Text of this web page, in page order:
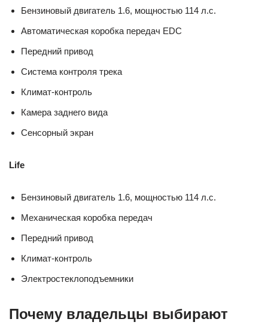
Бензиновый двигатель 1.6, мощностью 114 л.с.
Автоматическая коробка передач EDC
Передний привод
Система контроля трека
Климат-контроль
Камера заднего вида
Сенсорный экран
Life
Бензиновый двигатель 1.6, мощностью 114 л.с.
Механическая коробка передач
Передний привод
Климат-контроль
Электростеклоподъемники
Почему владельцы выбирают